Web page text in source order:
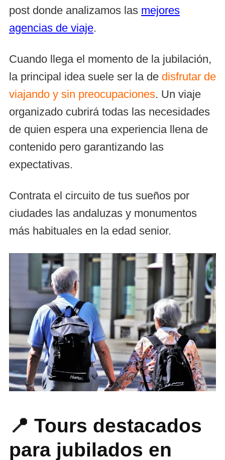
post donde analizamos las mejores
agencias de viaje.
Cuando llega el momento de la jubilación,
la principal idea suele ser la de disfrutar de
viajando y sin preocupaciones. Un viaje
organizado cubrirá todas las necesidades
de quien espera una experiencia llena de
contenido pero garantizando las
expectativas.
Contrata el circuito de tus sueños por
ciudades las andaluzas y monumentos
más habituales en la edad senior.
📍 Tours destacados
para jubilados en